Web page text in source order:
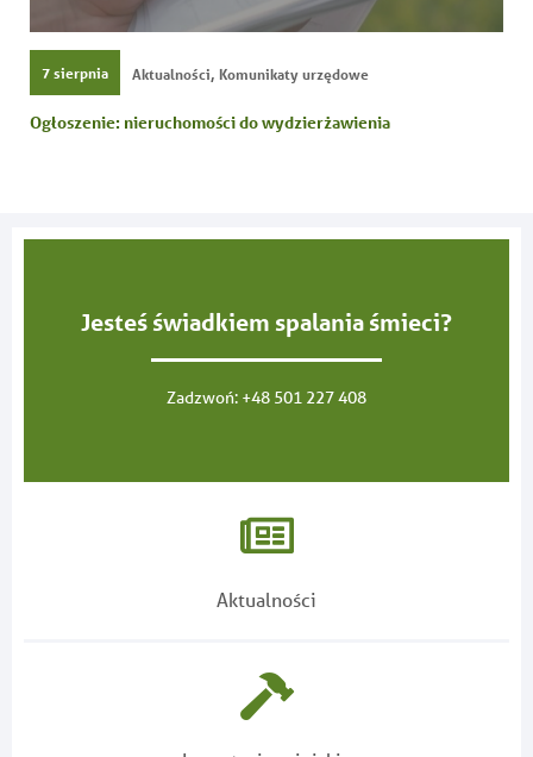
7 sierpnia Aktualności, Komunikaty urzędowe
Ogłoszenie: nieruchomości do wydzierżawienia
Jesteś świadkiem spalania śmieci?
Zadzwoń: +48 501 227 408
Aktualności